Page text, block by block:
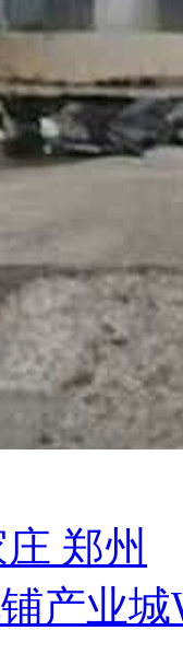
郑州
产业城